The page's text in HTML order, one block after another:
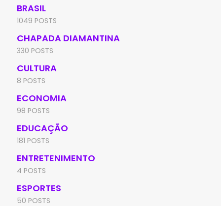
BRASIL
1049 POSTS
CHAPADA DIAMANTINA
330 POSTS
CULTURA
8 POSTS
ECONOMIA
98 POSTS
EDUCAÇÃO
181 POSTS
ENTRETENIMENTO
4 POSTS
ESPORTES
50 POSTS